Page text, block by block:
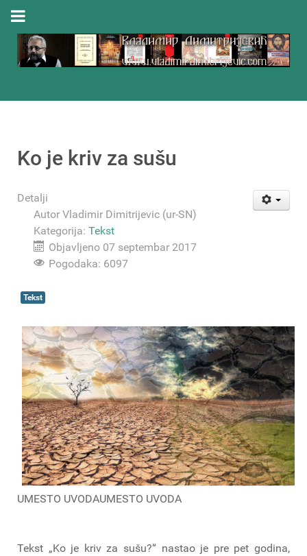
Ko je kriv za sušu
Detalji
Autor Vladimir Dimitrijevic (ur-SN)
Kategorija: Tekst
Objavljeno 07 septembar 2017
Pogodaka: 6097
Tekst
UMESTO UVODAUMESTO UVODA
Tekst „Ko je kriv za sušu?“ nastao je pre pet godina,